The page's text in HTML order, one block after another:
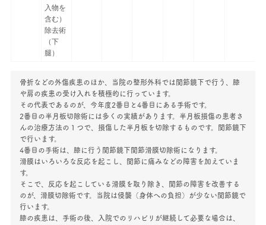
入物を
含む）
除去術
（下
腿）
骨折などの外傷疾患のほか、当院の整形外科では関節鏡下で行う、膝
や肩の疾患の受け入れを積極的に行っています。
その代表であるのが、今年度2番目と4番目にある手術です。
2番目の半月板切除術には多くの実績があります。半月板損傷の患者さ
んの治療方法の１つで、損傷した半月板を切除するものです。関節鏡下
で行います。
4番目の手術は、膝に行う関節鏡下関節滑膜切除術になります。
滑膜はいろいろな反応を起こし、関節に痛みなどの障害を加えていま
す。
そこで、反応を起こしている滑膜を取り除き、関節の障害を改善する
のが、滑膜切除術です。当院は侵襲（身体への負担）が少ない関節鏡で
行います。
膝の疾患は、手術の後、入院でのリハビリが継続して必要な場合は、